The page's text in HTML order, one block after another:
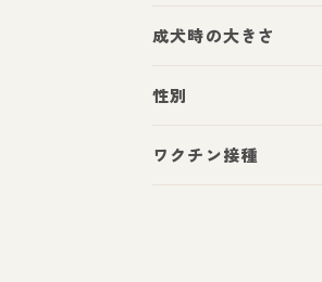
成犬時の大きさ
性別
ワクチン接種